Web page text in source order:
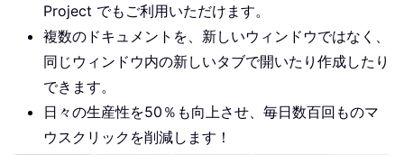
Project でもご利用いただけます。
複数のドキュメントを、新しいウィンドウではなく、
同じウィンドウ内の新しいタブで開いたり作成したり
できます。
日々の生産性を50％も向上させ、毎日数百回ものマ
ウスクリックを削減します！